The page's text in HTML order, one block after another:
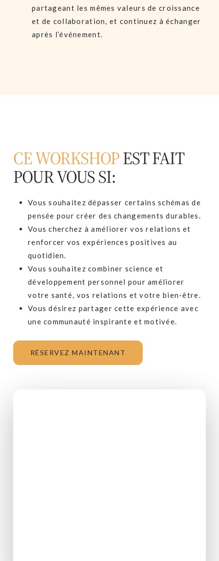
partageant les mêmes valeurs de croissance
et de collaboration, et continuez à échanger
après l’événement.
CE WORKSHOPEST FAIT
POUR VOUS SI:
Vous souhaitez dépasser certains schémas de
pensée pour créer des changements durables.
Vous cherchez à améliorer vos relations et
renforcer vos expériences positives au
quotidien.
Vous souhaitez combiner science et
développement personnel pour améliorer
votre santé, vos relations et votre bien-être.
Vous désirez partager cette expérience avec
une communauté inspirante et motivée.
RÉSERVEZ MAINTENANT